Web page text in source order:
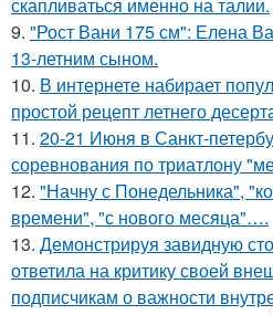
скапливаться именно на талии.
9. "Рост Вани 175 см": Елена
13-летним сыном.
10. В интернете набирает
простой рецепт летнего
11. 20-21 Июня в Санкт-
соревнования по триатлону
12. "Начну с Понедельника",
времени", "с нового месяца"….
13. Демонстрируя завидную
ответила на критику своей
подписчикам о важности